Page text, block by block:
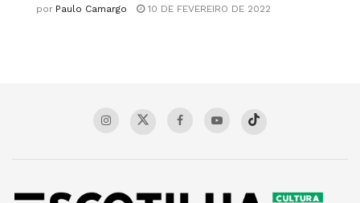
por Paulo Camargo 10 DE FEVEREIRO DE 2022